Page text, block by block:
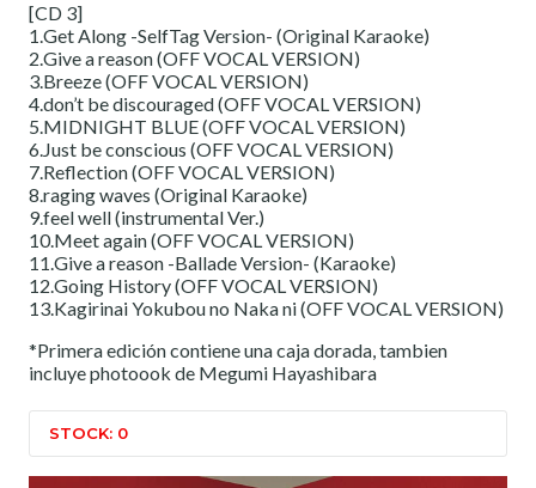
[CD 3]
1.Get Along -SelfTag Version- (Original Karaoke)
2.Give a reason (OFF VOCAL VERSION)
3.Breeze (OFF VOCAL VERSION)
4.don’t be discouraged (OFF VOCAL VERSION)
5.MIDNIGHT BLUE (OFF VOCAL VERSION)
6.Just be conscious (OFF VOCAL VERSION)
7.Reflection (OFF VOCAL VERSION)
8.raging waves (Original Karaoke)
9.feel well (instrumental Ver.)
10.Meet again (OFF VOCAL VERSION)
11.Give a reason -Ballade Version- (Karaoke)
12.Going History (OFF VOCAL VERSION)
13.Kagirinai Yokubou no Naka ni (OFF VOCAL VERSION)
*Primera edición contiene una caja dorada, tambien
incluye photoook de Megumi Hayashibara
STOCK: 0